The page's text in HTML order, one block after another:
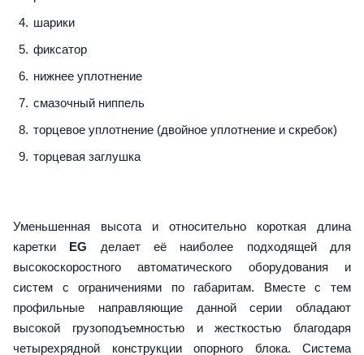
шарики
фиксатор
нижнее уплотнение
смазочный ниппель
торцевое уплотнение (двойное уплотнение и скребок)
торцевая заглушка
Уменьшенная высота и относительно короткая длина
каретки EG делает её наиболее подходящей для
высокоскоростного автоматического оборудования и
систем с ограничениями по габаритам. Вместе с тем
профильные направляющие данной серии обладают
высокой грузоподъемностью и жесткостью благодаря
четырехрядной конструкции опорного блока. Система